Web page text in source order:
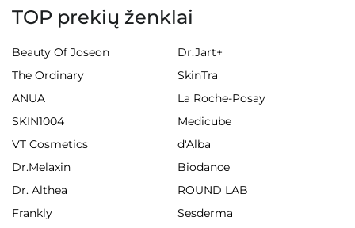
TOP prekių ženklai
Beauty Of Joseon
Dr.Jart+
The Ordinary
SkinTra
ANUA
La Roche-Posay
SKIN1004
Medicube
VT Cosmetics
d'Alba
Dr.Melaxin
Biodance
Dr. Althea
ROUND LAB
Frankly
Sesderma